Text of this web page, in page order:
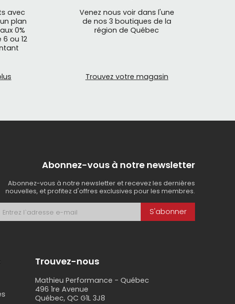
avec
plan
0%
ou 12
Venez nous voir dans l'une
de nos 3 boutiques de la
région de Québec
Trouvez votre magasin
Abonnez-vous à notre newsletter
Abonnez-vous à notre newsletter et recevez les dernières
nouvelles, et profitez d'offres exclusives pour les membres.
S'abonner
Trouvez-nous
Mathieu Performance - Québec
496 1re Avenue
Québec, QC G1L 3J8